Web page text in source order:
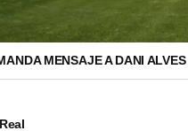
MENSAJE A DANI ALVES